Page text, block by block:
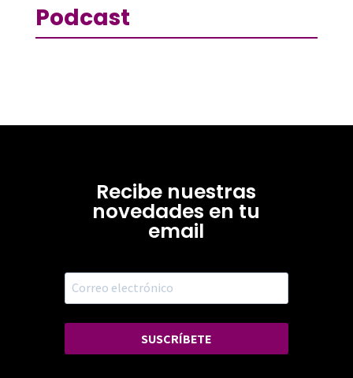
Podcast
Recibe nuestras
novedades en tu
email
SUSCRÍBETE